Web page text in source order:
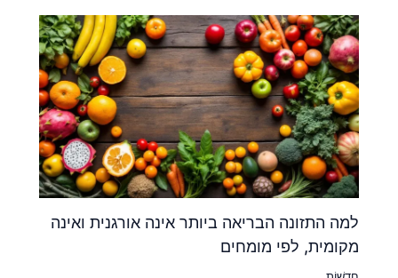
למה התזונה הבריאה ביותר אינה אורגנית ואינה
מקומית, לפי מומחים